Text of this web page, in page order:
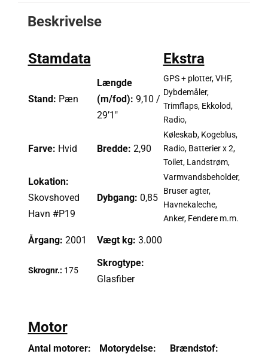
Beskrivelse
Stamdata Ekstra
Stand: Pæn
Længde
(m/fod): 9,10 /
29’1″
GPS + plotter, VHF,
Dybdemåler,
Trimflaps, Ekkolod,
Radio,
Farve: Hvid Bredde: 2,90
Køleskab, Kogeblus,
Radio, Batterier x 2,
Toilet, Landstrøm,
Lokation:
Skovshoved
Havn #P19
Dybgang: 0,85
Varmvandsbeholder,
Bruser agter,
Havnekaleche,
Anker, Fendere m.m.
Årgang: 2001 Vægt kg: 3.000
Skrognr.: 175
Skrogtype:
Glasfiber
Motor
Antal motorer:
Motorydelse:
Brændstof: